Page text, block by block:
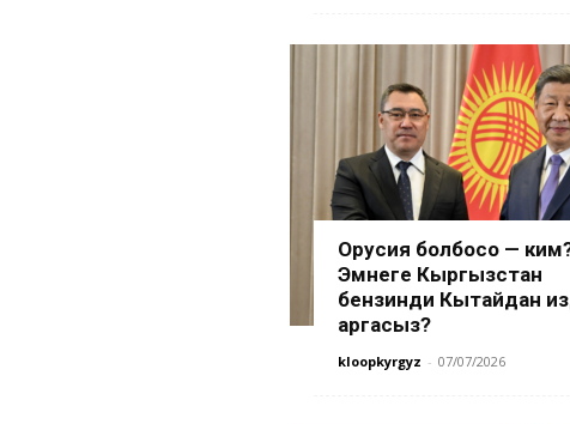
Орусия болбосо —
Эмнеге Кыргызстан
бензинди Кытайдан
аргасыз?
kloopkyrgyz - 07/07/2026